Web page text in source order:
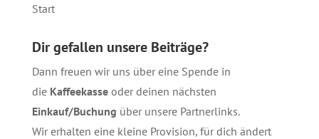
Start
Dir gefallen unsere Beiträge?
Dann freuen wir uns über eine Spende in
die Kaffeekasseoder deinen nächsten
Einkauf/Buchung über unsere Partnerlinks.
Wir erhalten eine kleine Provision, für dich ändert